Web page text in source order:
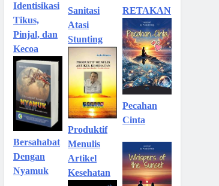
Identisikasi
Tikus,
Pinjal, dan
Kecoa
Bersahabat
Dengan
Nyamuk
Sanitasi
Atasi
Stunting
Produktif
Menulis
Artikel
Kesehatan
RETAKAN
Pecahan
Cinta